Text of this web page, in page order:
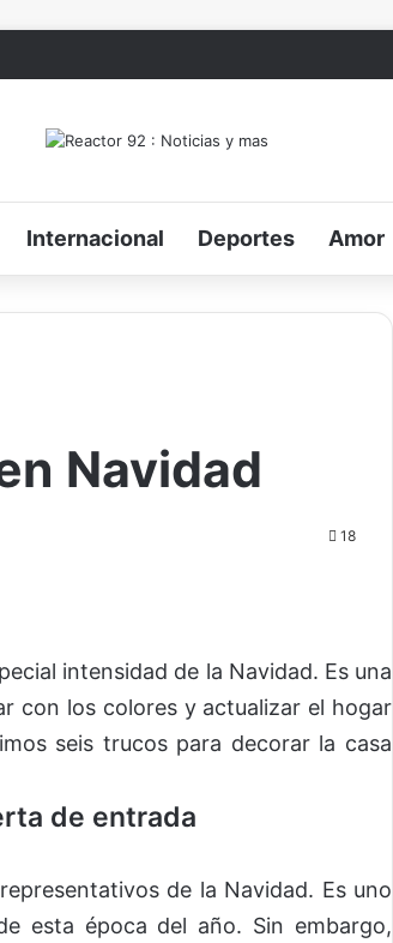
Internacional Deportes Amor
Navidad
18
intensidad de la Navidad. Es una
con los colores y actualizar el hogar
seis trucos para decorar la casa
de entrada
de la Navidad. Es uno
esta época del año. Sin embargo,